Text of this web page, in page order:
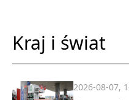
Kraj i świat
2026-08-07,